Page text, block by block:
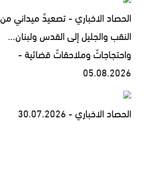
الحصاد الاخباري - تصعيدٌ ميداني من
النقب والجليل إلى القدس ولبنان...
واحتجاجاتٌ وملاحقاتٌ قضائية -
05.08.2026
الحصاد الاخباري - 30.07.2026